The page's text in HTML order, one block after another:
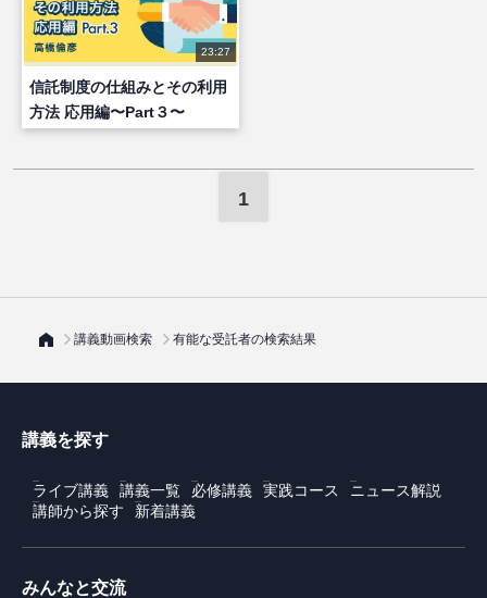
23:27
信託制度の仕組みとその利用
方法 応用編〜Part３〜
1
講義動画検索 有能な受託者の検索結果
講義を探す
ライブ講義 講義一覧 必修講義 実践コース
ニュース解説
講師から探す
新着講義
みんなと交流